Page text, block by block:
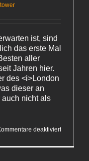
tower
ist, sind
das erste Mal
aller
Jahren hier.
des <i>London
dieser an
auch nicht als
deaktiviertfür